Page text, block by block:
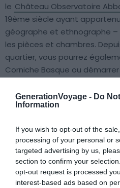
GenerationVoyage - Do
Information
If you wish to opt-out of the
processing of your personal or
targeted advertising by us,
section to confirm your
opt-out request is processed
interest-based ads based on
le Château Observatoire
19ème siècle ayant
géographe et ethnographe –
les pièces et chambres.
quartier, vous pourrez
Corniche Basque ou
Aguerria / Corniche
Trouver un Airbnb à
Trouver un Airbnb rue
Trouver un Airbnb route